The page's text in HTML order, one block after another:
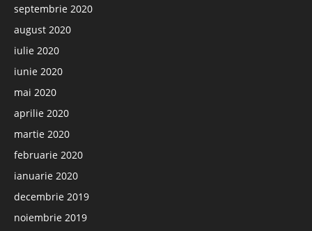
septembrie 2020
august 2020
iulie 2020
iunie 2020
mai 2020
aprilie 2020
martie 2020
februarie 2020
ianuarie 2020
decembrie 2019
noiembrie 2019